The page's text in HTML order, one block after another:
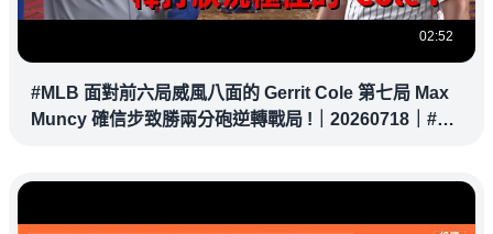
02:52
#MLB 面對前六局威風八面的 Gerrit Cole 第七局 Max
Muncy 確信步致勝兩分砲逆轉戰局 !｜20260718｜#洛